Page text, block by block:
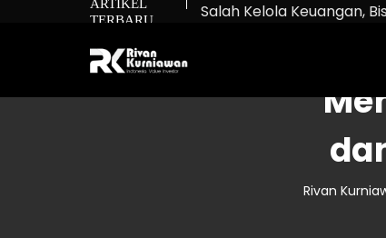
ARTIKEL
TERBARU
Salah Kelola Keuangan,
Bukan Cuma Beli
Rivan